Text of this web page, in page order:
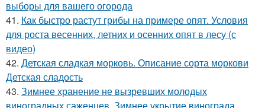
выборы для вашего огорода
41. Как быстро растут грибы на примере опят. Условия
для роста весенних, летних и осенних опят в лесу (с
видео)
42. Детская сладкая морковь. Описание сорта моркови
Детская сладость
43. Зимнее хранение не вызревших молодых
виноградных саженцев. Зимнее укрытие винограда